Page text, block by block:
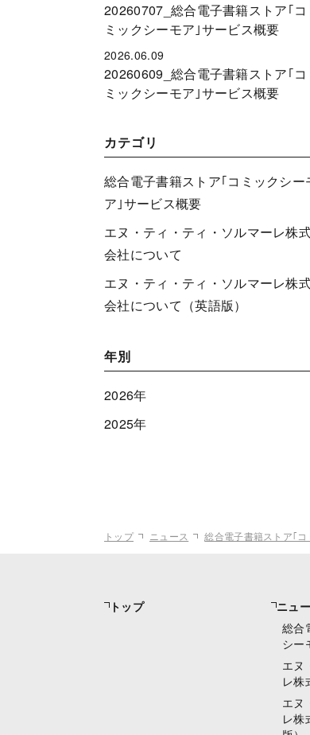
20260707_総合電子書籍ストア｢コ
ミックシーモア｣サービス概要
2026.06.09
20260609_総合電子書籍ストア｢コ
ミックシーモア｣サービス概要
カテゴリ
総合電子書籍ストア｢コミックシー
ア｣サービス概要
エヌ・ティ・ティ・ソルマーレ株
会社について
エヌ・ティ・ティ・ソルマーレ株
会社について（英語版）
年別
2026年
2025年
トップ ニュース 総合電子書籍ストア｢
トップ
ニュ
総合
シー
エヌ
レ株
エヌ
レ株